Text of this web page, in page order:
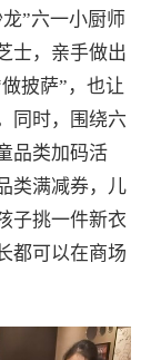
”六一小厨师
士，亲手做出
披萨”，也让
同时，围绕六
品类加码活
类满减券，儿
子挑一件新衣
都可以在商场